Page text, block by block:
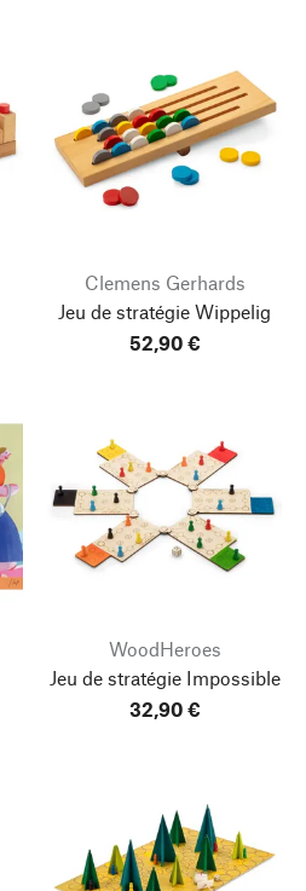
Clemens Gerhards
Jeu de stratégie Wippelig
52,90 €
WoodHeroes
Jeu de stratégie Impossible
32,90 €